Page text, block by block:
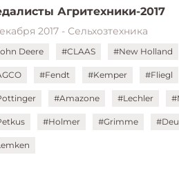
Агритехники-2017
2017 - Сельхозтехника
Deere #CLAAS #New Holland
#Fendt #Kemper #Fliegl
#Amazone #Lechler
#Holmer #Grimme